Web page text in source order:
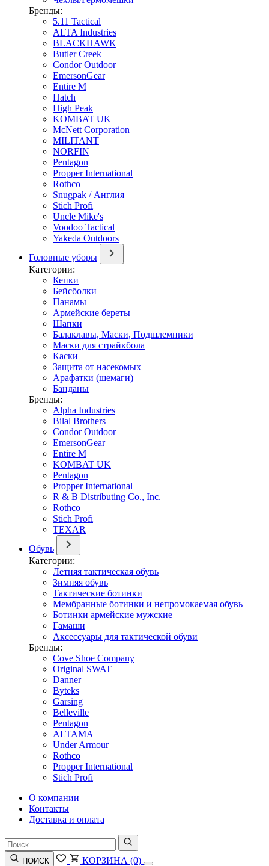
Бренды:
5.11 Tactical
ALTA Industries
BLACKHAWK
Butler Creek
Condor Outdoor
EmersonGear
Entire M
Hatch
High Peak
KOMBAT UK
McNett Corporation
MILITANT
NORFIN
Pentagon
Propper International
Rothco
Snugpak / Англия
Stich Profi
Uncle Mike's
Voodoo Tactical
Yakeda Outdoors
Головные уборы
Категории:
Кепки
Бейсболки
Панамы
Армейские береты
Шапки
Балаклавы, Маски, Подшлемники
Маски для страйкбола
Каски
Защита от насекомых
Арафатки (шемаги)
Банданы
Бренды:
Alpha Industries
Bilal Brothers
Condor Outdoor
EmersonGear
Entire M
KOMBAT UK
Pentagon
Propper International
R & B Distributing Co., Inc.
Rothco
Stich Profi
TEXAR
Обувь
Категории:
Летняя тактическая обувь
Зимняя обувь
Тактические ботинки
Мембранные ботинки и непромокаемая обувь
Ботинки армейские мужские
Гамаши
Аксессуары для тактической обуви
Бренды:
Cove Shoe Company
Original SWAT
Danner
Byteks
Garsing
Belleville
Pentagon
ALTAMA
Under Armour
Rothco
Propper International
Stich Profi
О компании
Контакты
Доставка и оплата
ПОИСК КОРЗИНА (0)